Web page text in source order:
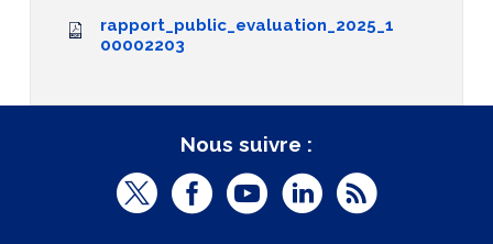
rapport_public_evaluation_2025_1
00002203
Nous suivre :
T
F
Y
L
R